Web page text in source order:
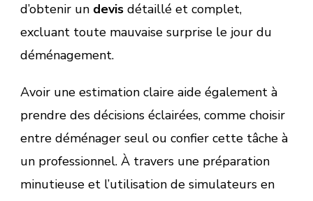
d’obtenir un devis détaillé et complet,
excluant toute mauvaise surprise le jour du
déménagement.
Avoir une estimation claire aide également à
prendre des décisions éclairées, comme choisir
entre déménager seul ou confier cette tâche à
un professionnel. À travers une préparation
minutieuse et l’utilisation de simulateurs en